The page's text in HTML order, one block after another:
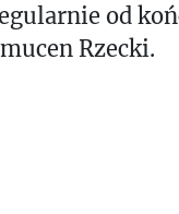
od
Rzecki.